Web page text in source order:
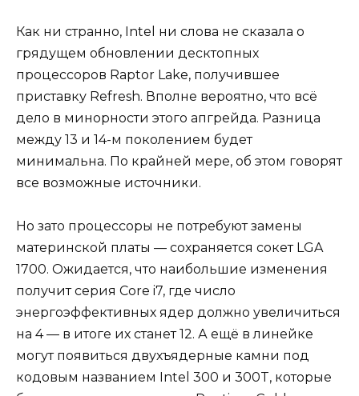
Как ни странно, Intel ни слова не сказала о
грядущем обновлении десктопных
процессоров Raptor Lake, получившее
приставку Refresh. Вполне вероятно, что всё
дело в минорности этого апгрейда. Разница
между 13 и 14-м поколением будет
минимальна. По крайней мере, об этом говорят
все возможные источники.
Но зато процессоры не потребуют замены
материнской платы — сохраняется сокет LGA
1700. Ожидается, что наибольшие изменения
получит серия Core i7, где число
энергоэффективных ядер должно увеличиться
на 4 — в итоге их станет 12. А ещё в линейке
могут появиться двухъядерные камни под
кодовым названием Intel 300 и 300T, которые